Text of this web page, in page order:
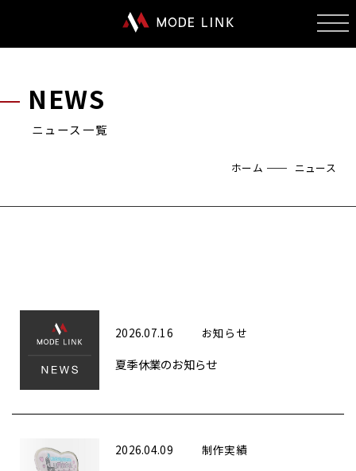
NEWS
ニュース一覧
ホーム ニュース
2026.07.16 お知らせ
夏季休業のお知らせ
2026.04.09 制作実績